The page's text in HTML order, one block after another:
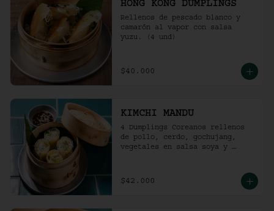
HONG KONG DUMPLINGS
Rellenos de pescado blanco y
camarón al vapor con salsa
yuzu. (4 und)
$40.000
KIMCHI MANDU
4 Dumplings Coreanos rellenos
de pollo, cerdo, gochujang,
vegetales en salsa soya y
$42.000